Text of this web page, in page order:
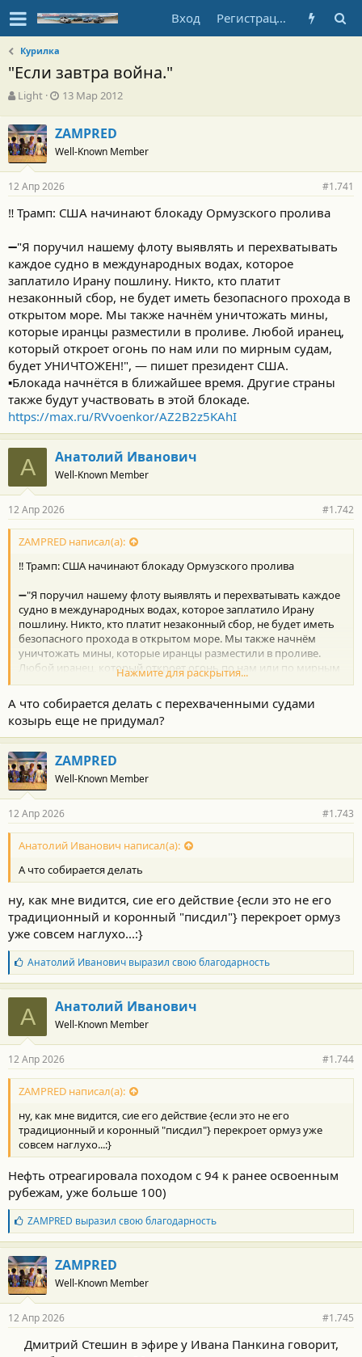
Вход Регистрация
Курилка
"Если завтра война."
А
т
о
р
т
е
м
ы
Light
Д
а
н
ч
а
л
13 Мар 2012
ZAMPRED
Well-Known Member
12 Апр 2026 #1.741
‼️ Трамп: США начинают блокаду Ормузского пролива
➖"Я поручил нашему флоту выявлять и перехватывать
каждое судно в международных водах, которое
заплатило Ирану пошлину. Никто, кто платит
незаконный сбор, не будет иметь безопасного прохода в
открытом море. Мы также начнём уничтожать мины,
которые иранцы разместили в проливе. Любой иранец,
который откроет огонь по нам или по мирным судам,
будет УНИЧТОЖЕН!", — пишет президент США.
▪️Блокада начнётся в ближайшее время. Другие страны
также будут участвовать в этой блокаде.
https://max.ru/RVvoenkor/AZ2B2z5KAhI
А Анатолий Иванович
Well-Known Member
12 Апр 2026 #1.742
ZAMPRED написал(а):
‼️ Трамп: США начинают блокаду Ормузского пролива
➖"Я поручил нашему флоту выявлять и перехватывать каждое
судно в международных водах, которое заплатило Ирану
пошлину. Никто, кто платит незаконный сбор, не будет иметь
безопасного прохода в открытом море. Мы также начнём
уничтожать мины, которые иранцы разместили в проливе.
Любой иранец, который откроет огонь по нам или по мирным
судам, будет УНИЧТОЖЕН!", — пишет президент США.
▪️Блокада начнётся в ближайшее время. Другие страны также
будут участвовать в этой блокаде.
https://max.ru/RVvoenkor/AZ2B2z5KAhI
Нажмите для раскрытия...
А что собирается делать с перехваченными судами
козырь еще не придумал?
ZAMPRED
Well-Known Member
12 Апр 2026 #1.743
Анатолий Иванович написал(а):
А что собирается делать
ну, как мне видится, сие его действие {если это не его
традиционный и коронный "писдил"} перекроет ормуз
уже совсем наглухо...:}
Б
л
а
г
о
а
н
о
с
и
:
Анатолий Ивановичвыразил свою благодарность
А Анатолий Иванович
Well-Known Member
12 Апр 2026 #1.744
ZAMPRED написал(а):
ну, как мне видится, сие его действие {если это не его
традиционный и коронный "писдил"} перекроет ормуз уже
совсем наглухо...:}
Нефть отреагировала походом с 94 к ранее освоенным
рубежам, уже больше 100)
Б
л
а
г
о
д
а
н
с
ZAMPRED выразил свою благодарность
ZAMPRED
Well-Known Member
12 Апр 2026 #1.745
Дмитрий Стешин в эфире у Ивана Панкина говорит,